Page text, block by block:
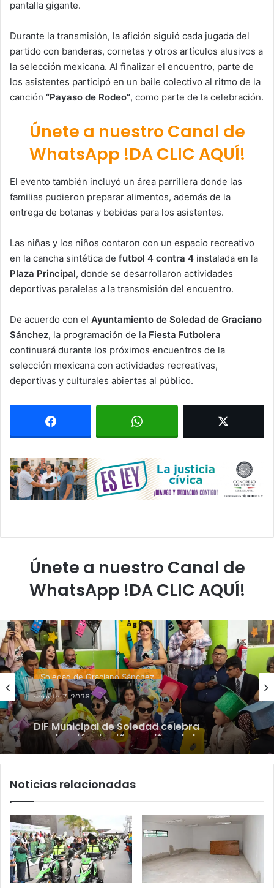
pantalla gigante.
Durante la transmisión, la afición siguió cada jugada del
partido con banderas, cornetas y otros artículos alusivos a
la selección mexicana. Al finalizar el encuentro, parte de
los asistentes participó en un baile colectivo al ritmo de la
canción “Payaso de Rodeo”, como parte de la celebración.
Únete a nuestro Canal de
WhatsApp !DA CLIC AQUÍ!
El evento también incluyó un área parrillera donde las
familias pudieron preparar alimentos, además de la
entrega de botanas y bebidas para los asistentes.
Las niñas y los niños contaron con un espacio recreativo
en la cancha sintética de futbol 4 contra 4 instalada en la
Plaza Principal, donde se desarrollaron actividades
deportivas paralelas a la transmisión del encuentro.
De acuerdo con el Ayuntamiento de Soledad de Graciano
Sánchez, la programación de la Fiesta Futbolera
continuará durante los próximos encuentros de la
selección mexicana con actividades recreativas,
deportivas y culturales abiertas al público.
Únete a nuestro Canal de
WhatsApp !DA CLIC AQUÍ!
Soledad de Graciano Sánchez
agosto 7, 2026
DIF Municipal de Soledad celebra
graduación de niñas y niños de las
estancias “Capullito 1 y 2”
Noticias relacionadas